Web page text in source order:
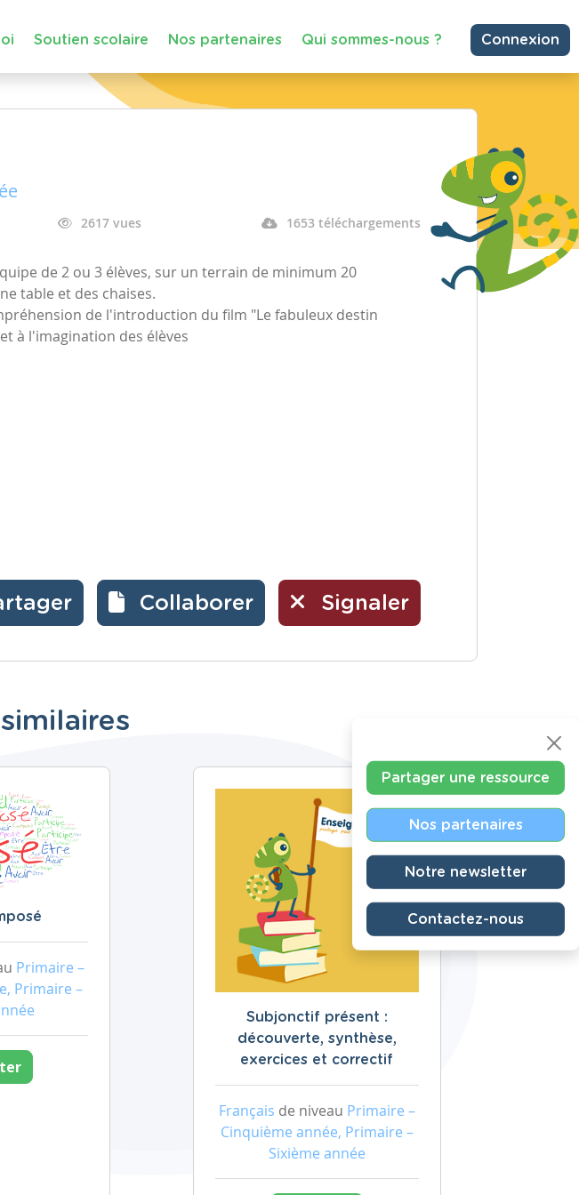
Soutien scolaire Nos partenaires Qui sommes-nous ? Connexion
2617 vues 1653 téléchargements
de 2 ou 3 élèves, sur un terrain de minimum 20
table et des chaises.
de l'introduction du film "Le fabuleux destin
à l'imagination des élèves
Collaborer Signaler
Primaire –
Primaire –
Subjonctif présent :
découverte, synthèse,
exercices et correctif
Français de niveau Primaire –
Cinquième année, Primaire –
Sixième année
Partager une ressource
Nos partenaires
Notre newsletter
Contactez-nous